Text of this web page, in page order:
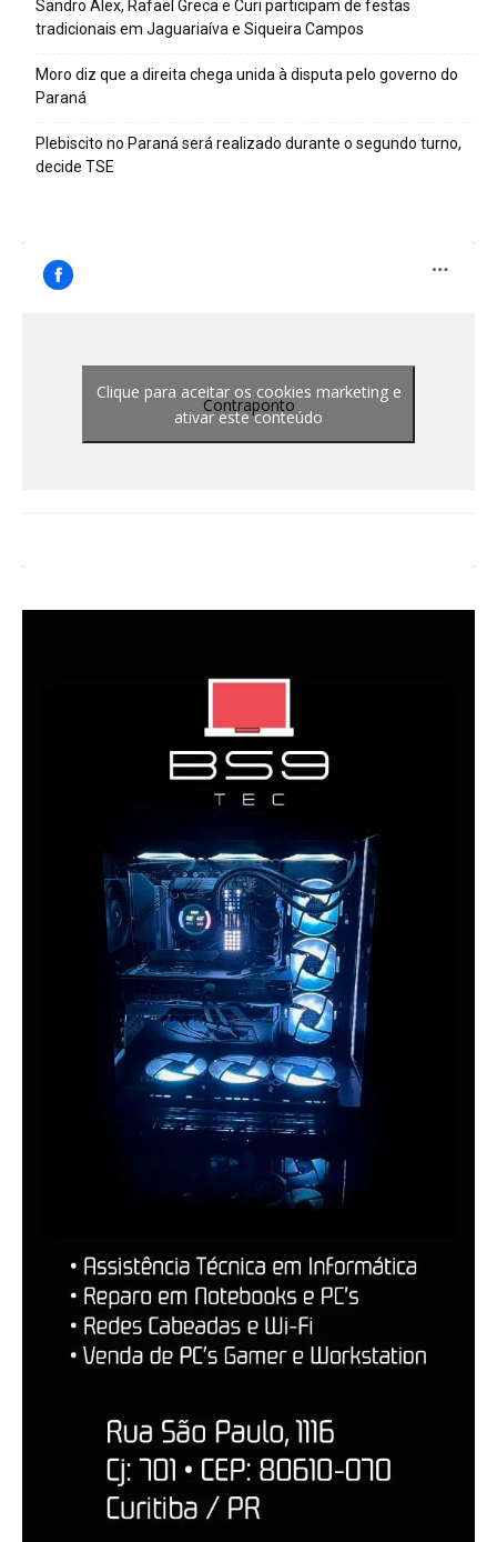
Sandro Alex, Rafael Greca e Curi participam de festas
tradicionais em Jaguariaíva e Siqueira Campos
Moro diz que a direita chega unida à disputa pelo governo do
Paraná
Plebiscito no Paraná será realizado durante o segundo turno,
decide TSE
Contraponto
Clique para aceitar os cookies marketing e
ativar este conteúdo